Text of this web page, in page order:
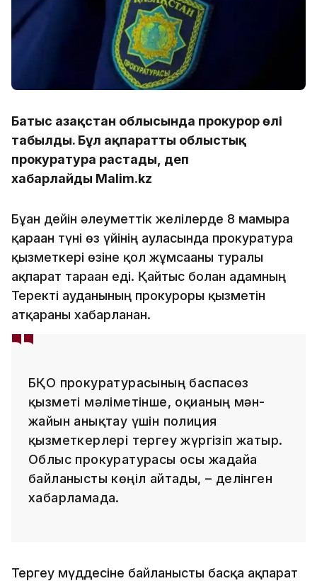
Батыс Қазақстан облысында прокурор өлі
табылды. Бұл ақпаратты облыстық
прокуратура растады, деп
хабарлайды Malim.kz
Бұған дейін әлеуметтік желілерде 8 мамырға
қараған түні өз үйінің ауласында прокуратура
қызметкері өзіне қол жұмсағаны туралы
ақпарат тараған еді. Қайтыс болған адамның
Теректі ауданының прокуроры қызметін
атқарғаны хабарланған.
БҚО прокуратурасының баспасөз
қызметі мәліметінше, оқиғаның мән-
жайын анықтау үшін полиция
қызметкерлері тергеу жүргізіп жатыр.
Облыс прокуратурасы осы жағдайға
байланысты көңіл айтады, – делінген
хабарламада.
Тергеу мүддесіне байланысты басқа ақпарат